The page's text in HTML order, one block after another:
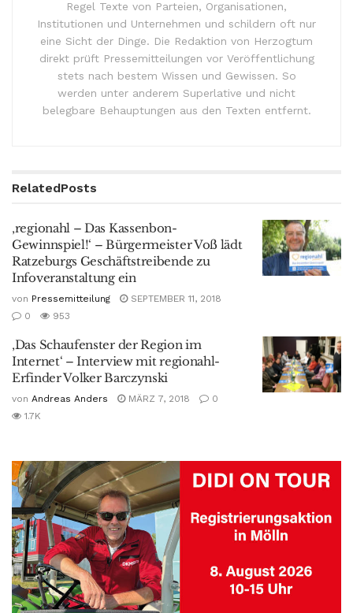
Regel Texte von Parteien, Organisationen,
Institutionen und Unternehmen und schildern oft nur
eine Sicht der Dinge. Die Redaktion von Herzogtum
direkt prüft Pressemitteilungen vor Veröffentlichung
stets nach bestem Wissen und Gewissen. So
werden unter anderem Superlative und nicht
belegbare Behauptungen aus den Texten entfernt.
RelatedPosts
‚regionahl – Das Kassenbon-
Gewinnspiel!‘ – Bürgermeister Voß lädt
Ratzeburgs Geschäftstreibende zu
Infoveranstaltung ein
von Pressemitteilung
SEPTEMBER 11, 2018
0
953
‚Das Schaufenster der Region im
Internet‘ – Interview mit regionahl-
Erfinder Volker Barczynski
von Andreas Anders MÄRZ 7, 2018
0
1.7K